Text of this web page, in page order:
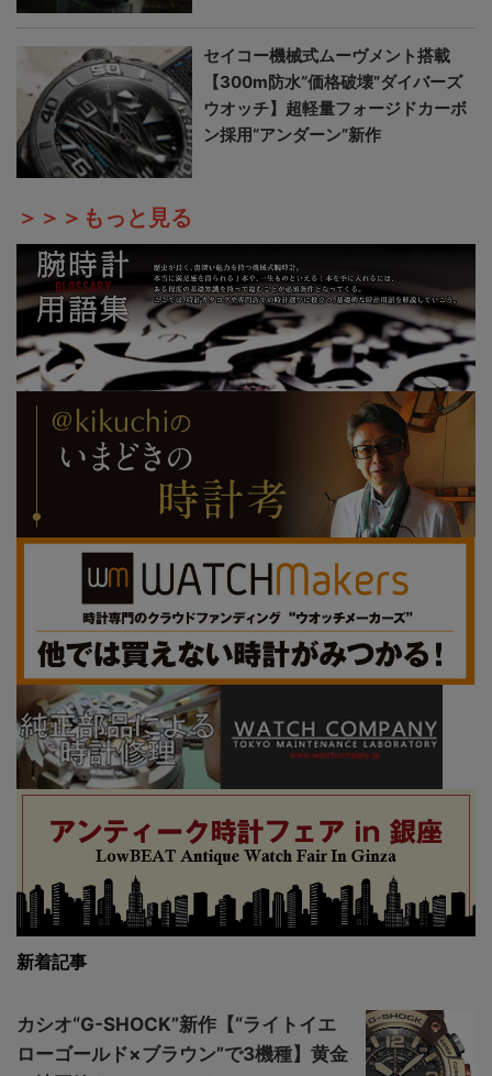
セイコー機械式ムーヴメント搭載
【300m防水“価格破壊”ダイバーズ
ウオッチ】超軽量フォージドカーボ
ン採用“アンダーン”新作
＞＞＞もっと見る
新着記事
カシオ“G-SHOCK”新作【“ライトイエ
ローゴールド×ブラウン”で3機種】黄金